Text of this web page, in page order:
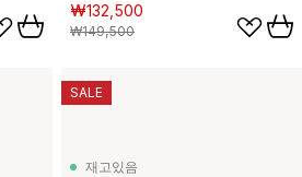
₩132,500
₩149,500
재고있음
SALE